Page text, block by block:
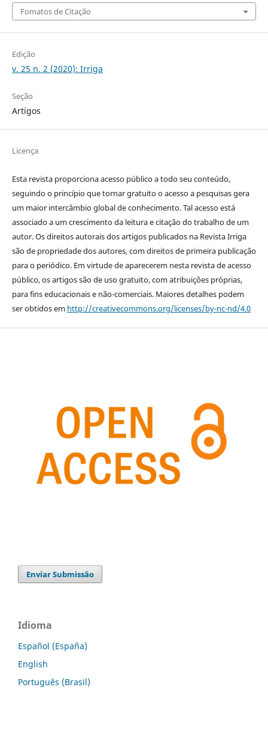
Fomatos de Citação
Edição
v. 25 n. 2 (2020): Irriga
Seção
Artigos
Licença
Esta revista proporciona acesso público a todo seu conteúdo,
seguindo o princípio que tornar gratuito o acesso a pesquisas gera
um maior intercâmbio global de conhecimento. Tal acesso está
associado a um crescimento da leitura e citação do trabalho de um
autor. Os direitos autorais dos artigos publicados na Revista Irriga
são de propriedade dos autores, com direitos de primeira publicação
para o periódico. Em virtude de aparecerem nesta revista de acesso
público, os artigos são de uso gratuito, com atribuições próprias,
para fins educacionais e não-comerciais. Maiores detalhes podem
ser obtidos em http://creativecommons.org/licenses/by-nc-nd/4.0
Enviar Submissão
Idioma
Español (España)
English
Português (Brasil)